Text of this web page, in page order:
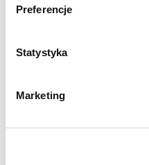
odrzucić i wycofać swoją
w Polityce prywatności
Preferencje
Statystyka
Marketing
Wielkość sejfu
Signature Safe No. 224